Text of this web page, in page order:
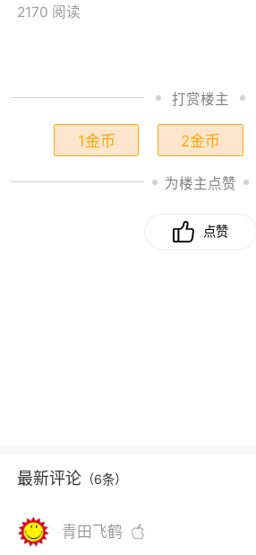
2170 阅读
打赏楼主
1金币 2金币
为楼主点赞
点赞
最新评论 （6条）
青田飞鹤